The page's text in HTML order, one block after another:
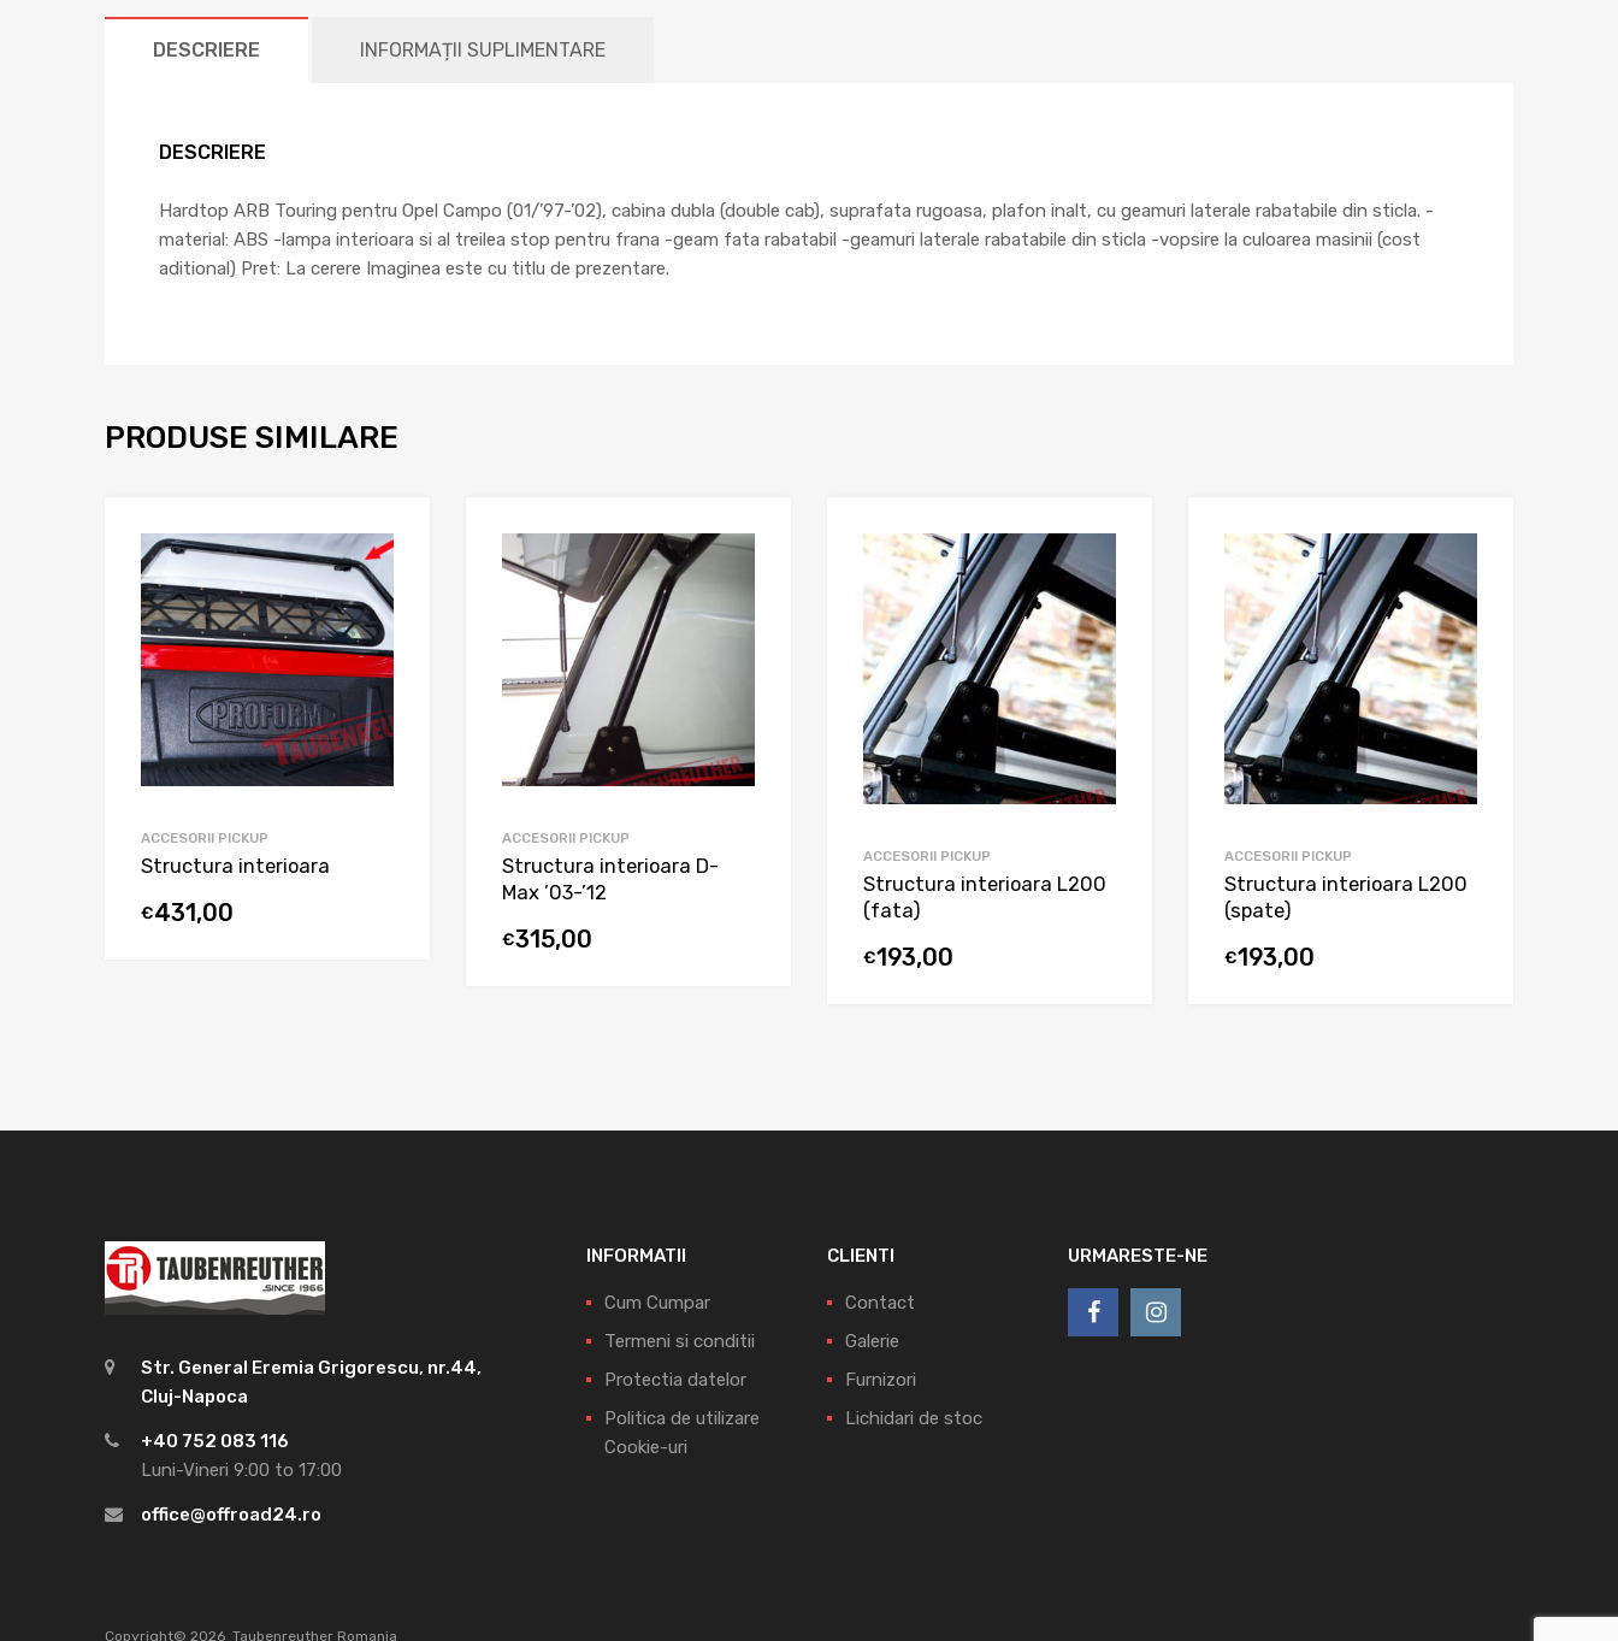
DESCRIERE INFORMAȚII SUPLIMENTARE
DESCRIERE
Hardtop ARB Touring pentru Opel Campo (01/’97-’02), cabina dubla (double cab), suprafata rugoasa, plafon inalt, cu geamuri laterale rabatabile din sticla. -
material: ABS -lampa interioara si al treilea stop pentru frana -geam fata rabatabil -geamuri laterale rabatabile din sticla -vopsire la culoarea masinii (cost
aditional) Pret: La cerere Imaginea este cu titlu de prezentare.
PRODUSE SIMILARE
ACCESORII PICKUP
Structura interioara
€431,00
ACCESORII PICKUP
Structura interioara D-
Max ’03-’12
€315,00
ACCESORII PICKUP
Structura interioara L200
(fata)
€193,00
ACCESORII PICKUP
Structura interioara L200
(spate)
€193,00
Str. General Eremia Grigorescu, nr.44,
Cluj-Napoca
+40 752 083 116
Luni-Vineri 9:00 to 17:00
office@offroad24.ro
INFORMATII
Cum Cumpar
Termeni si conditii
Protectia datelor
Politica de utilizare
Cookie-uri
CLIENTI
Contact
Galerie
Furnizori
Lichidari de stoc
URMARESTE-NE
Copyright© 2026 Taubenreuther Romania